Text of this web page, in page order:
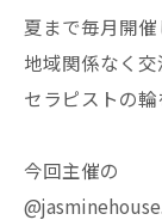
夏まで毎月開
地域関係なく
セラピストの
今回主催の